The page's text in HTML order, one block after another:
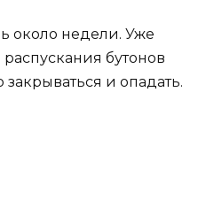
около недели. Уже
бутонов
и опадать.